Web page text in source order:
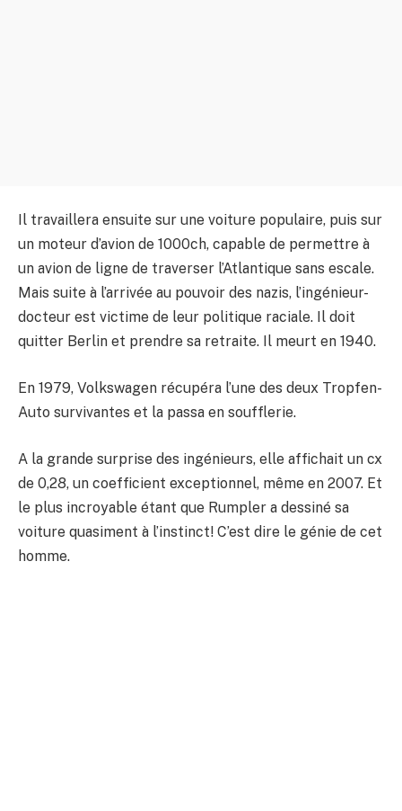
Il travaillera ensuite sur une voiture populaire, puis sur
un moteur d’avion de 1000ch, capable de permettre à
un avion de ligne de traverser l’Atlantique sans escale.
Mais suite à l’arrivée au pouvoir des nazis, l’ingénieur-
docteur est victime de leur politique raciale. Il doit
quitter Berlin et prendre sa retraite. Il meurt en 1940.
En 1979, Volkswagen récupéra l’une des deux Tropfen-
Auto survivantes et la passa en soufflerie.
A la grande surprise des ingénieurs, elle affichait un cx
de 0,28, un coefficient exceptionnel, même en 2007. Et
le plus incroyable étant que Rumpler a dessiné sa
voiture quasiment à l’instinct! C’est dire le génie de cet
homme.